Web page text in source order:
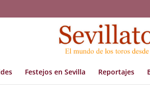
Festejos en Sevilla Reportajes